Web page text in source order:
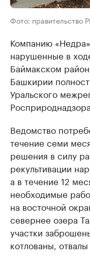
Фото: правительство
Компанию
нарушенные в
Баймакском
Башкирии
Уральского
Росприроднадзора.
Ведомство
течение семи
решения в силу
рекультивации
а в течение 12
необходимые
на восточной
севернее озера
участки
котлованы,